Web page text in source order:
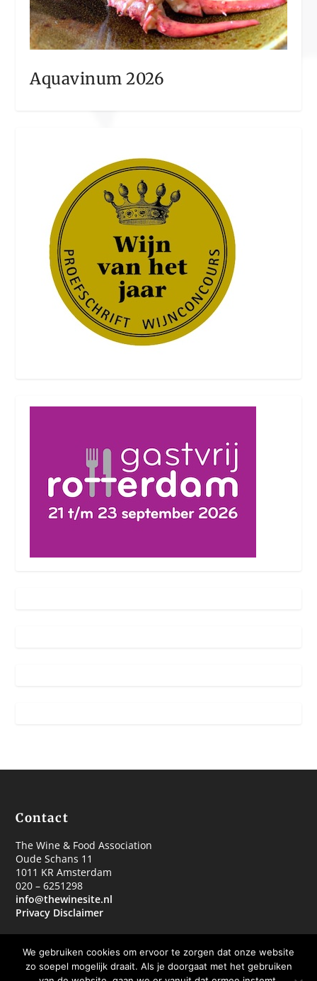
Aquavinum 2026
Contact
The Wine & Food Association
Oude Schans 11
1011 KR Amsterdam
020 – 6251298
info@thewinesite.nl
Privacy Disclaimer
We gebruiken cookies om ervoor te zorgen dat onze website
zo soepel mogelijk draait. Als je doorgaat met het gebruiken